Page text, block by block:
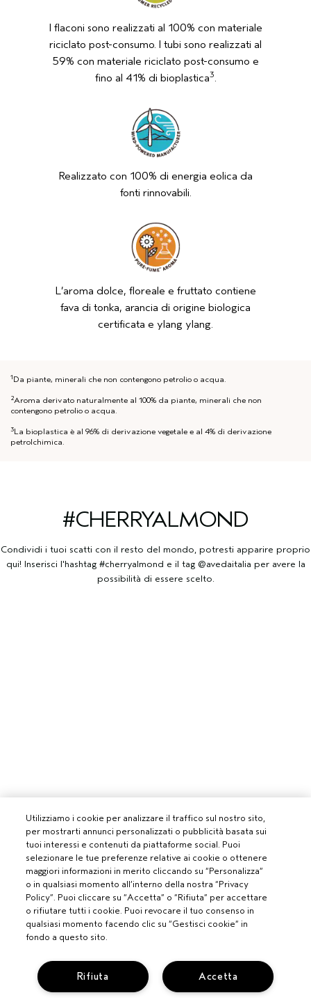
I flaconi sono realizzati al 100% con materiale
riciclato post-consumo. I tubi sono realizzati al
59% con materiale riciclato post-consumo e
fino al 41% di bioplastica3.
Realizzato con 100% di energia eolica da
fonti rinnovabili.
L’aroma dolce, floreale e fruttato contiene
fava di tonka, arancia di origine biologica
certificata e ylang ylang.
1 Da piante, minerali che non contengono petrolio o acqua.
2Aroma derivato naturalmente al 100% da piante, minerali che non
contengono petrolio o acqua.
3La bioplastica è al 96% di derivazione vegetale e al 4% di derivazione
petrolchimica.
#CHERRYALMOND
Condividi i tuoi scatti con il resto del mondo, potresti apparire proprio
qui! Inserisci l'hashtag #cherryalmond e il tag @avedaitalia per avere la
possibilità di essere scelto.
PROFESSIONISTI
DIVENTA UN SALONE AVEDA
BISOGNO DI AIUTO?
Utilizziamo i cookie per analizzare il traffico sul nostro sito,
per mostrarti annunci personalizzati o pubblicità basata sui
tuoi interessi e contenuti da piattaforme social. Puoi
selezionare le tue preferenze relative ai cookie o ottenere
maggiori informazioni in merito cliccando su “Personalizza”
o in qualsiasi momento all’interno della nostra “Privacy
Policy”. Puoi cliccare su “Accetta” o “Rifiuta” per accettare
o rifiutare tutti i cookie. Puoi revocare il tuo consenso in
qualsiasi momento facendo clic su “Gestisci cookie” in
fondo a questo sito.
Accetta
Rifiuta